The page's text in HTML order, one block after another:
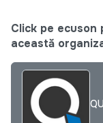
Click pe
această